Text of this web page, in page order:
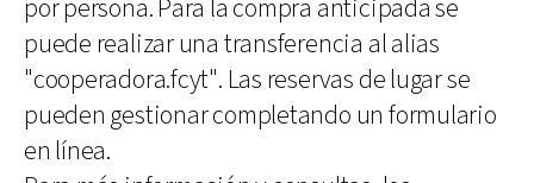
por persona. Para la compra anticipada se
puede realizar una transferencia al alias
"cooperadora.fcyt". Las reservas de lugar se
pueden gestionar completando un formulario
en línea.